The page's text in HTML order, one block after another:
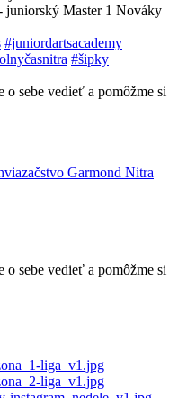
juniorský Master 1 Nováky
#juniordartsacademy
#šipky
sebe vedieť a pomôžme si
Garmond Nitra
sebe vedieť a pomôžme si